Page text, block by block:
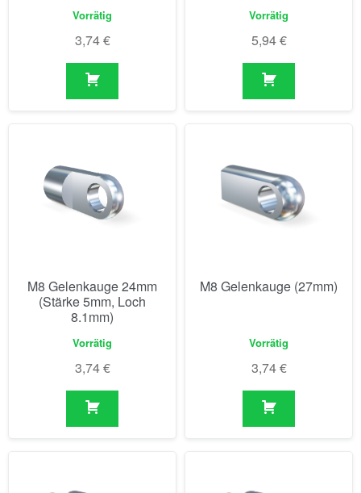
Vorrätig
3,74€
Vorrätig
5,94€
M8 Gelenkauge 24mm
(Stärke 5mm, Loch
8.1mm)
Vorrätig
3,74€
M8 Gelenkauge (27mm)
Vorrätig
3,74€